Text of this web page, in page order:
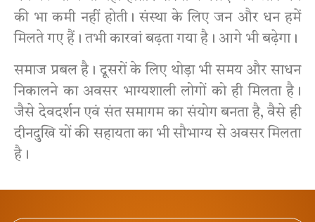
की भा कमी नहीं होती। संस्था के लिए जन और धन हमें
मिलते गए हैं। तभी कारवां बढ़ता गया है। आगे भी बढ़ेगा।
समाज प्रबल है। दूसरों के लिए थोड़ा भी समय और साधन
निकालने का अवसर भाग्यशाली लोगों को ही मिलता है।
जैसे देवदर्शन एवं संत समागम का संयोग बनता है, वैसे ही
दीनदुखि यों की सहायता का भी सौभाग्य से अवसर मिलता
है।